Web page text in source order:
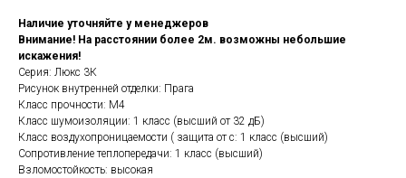
Наличие уточняйте у менеджеров
Внимание! На расстоянии более 2м. возможны небольшие
искажения!
Серия: Люкс 3К
Рисунок внутренней отделки: Прага
Класс прочности: М4
Класс шумоизоляции: 1 класс (высший от 32 дБ)
Класс воздухопроницаемости ( защита от с: 1 класс (высший)
Сопротивление теплопередачи: 1 класс (высший)
Взломостойкость: высокая